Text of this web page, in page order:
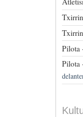
Pilota
Pilota